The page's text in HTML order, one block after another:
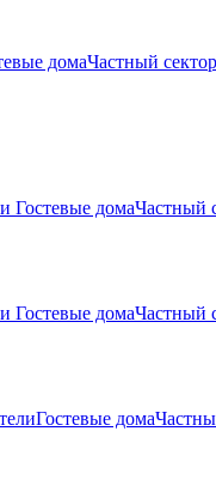
домаЧастный сектор
Гостевые домаЧастный
Гостевые домаЧастный
Гостевые дома